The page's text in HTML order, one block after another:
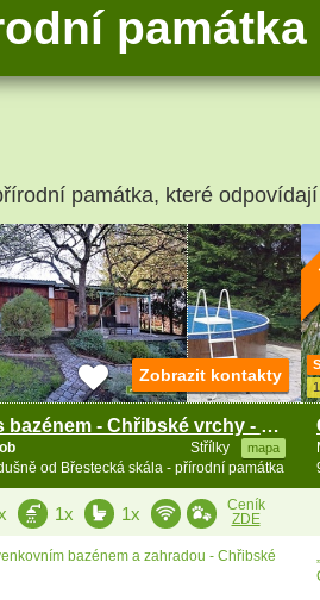
památka
památka, které
Chata s bazénem - Chřibské vrchy - Koryčany
Střílky mapa
od Břestecká skála - přírodní památka
Zobrazit kontakty
1x 1x
Ceník
ZDE
bazénem a zahradou - Chřibské